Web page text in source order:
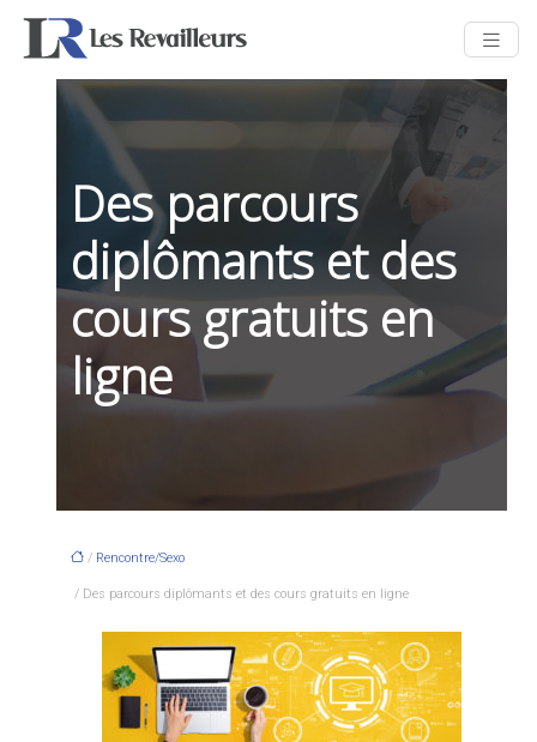
Des parcours
diplômants et des
cours gratuits en
ligne
/ Rencontre/Sexo
/ Des parcours diplômants et des cours gratuits en ligne